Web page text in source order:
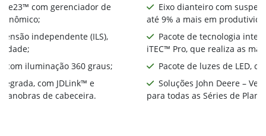
e23™ com gerenciador de
independente (ILS),
com iluminação 360 graus;
com JDLink™ e
de cabeceira.
Eixo dianteiro com
até 9% a mais em
Pacote de tecnologia
iTEC™ Pro, que realiza as
Pacote de luzes de LED,
Soluções John Deere –
para todas as Séries de